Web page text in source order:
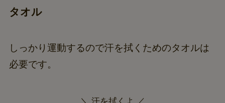
タオル
しっかり運動するので汗を拭くためのタオルは
必要です。